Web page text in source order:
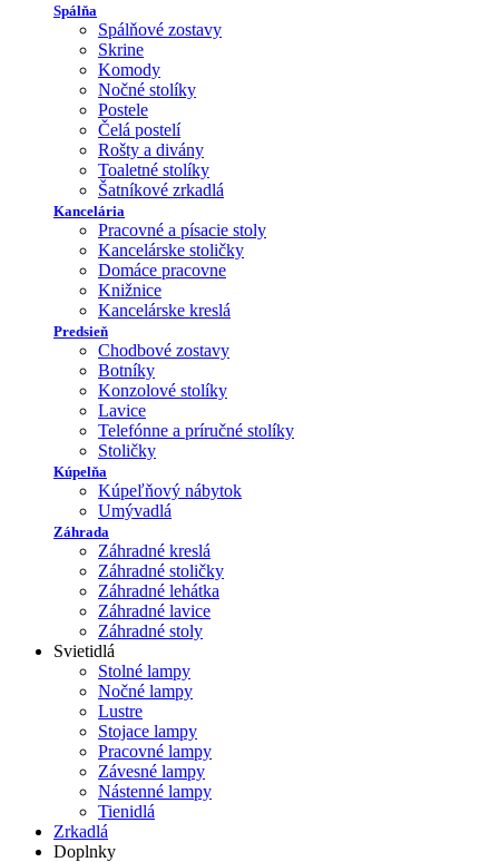
Spálňa
Spálňové zostavy
Skrine
Komody
Nočné stolíky
Postele
Čelá postelí
Rošty a divány
Toaletné stolíky
Šatníkové zrkadlá
Kancelária
Pracovné a písacie stoly
Kancelárske stoličky
Domáce pracovne
Knižnice
Kancelárske kreslá
Predsieň
Chodbové zostavy
Botníky
Konzolové stolíky
Lavice
Telefónne a príručné stolíky
Stoličky
Kúpelňa
Kúpeľňový nábytok
Umývadlá
Záhrada
Záhradné kreslá
Záhradné stoličky
Záhradné lehátka
Záhradné lavice
Záhradné stoly
Svietidlá
Stolné lampy
Nočné lampy
Lustre
Stojace lampy
Pracovné lampy
Závesné lampy
Nástenné lampy
Tienidlá
Zrkadlá
Doplnky